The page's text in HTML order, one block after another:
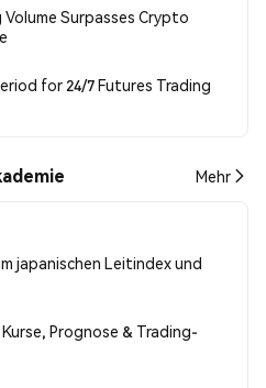
Surpasses Crypto
for 24/7 Futures Trading
Mehr
japanischen Leitindex und
Prognose & Trading-